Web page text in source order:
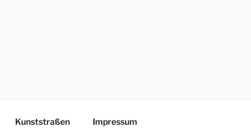
Kunststraßen Impressum